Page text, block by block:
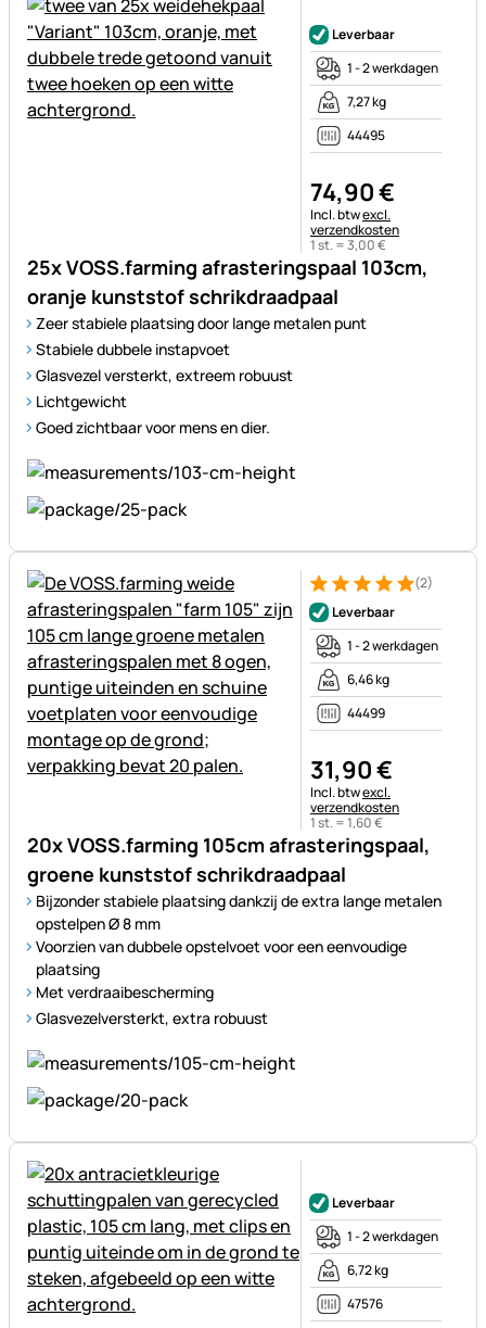
25x VOSS.farming afrasteringspaal 103cm,
oranje kunststof schrikdraadpaal
Zeer stabiele plaatsing door lange metalen punt
Stabiele dubbele instapvoet
Glasvezel versterkt, extreem robuust
Lichtgewicht
Goed zichtbaar voor mens en dier.
Leverbaar
1 - 2 werkdagen
7,27 kg
44495
74,90€
Belastinginformatie:
Incl. btwexcl.
verzendkosten
1 st. =3,00€
20x VOSS.farming 105cm afrasteringspaal,
groene kunststof schrikdraadpaal
Bijzonder stabiele plaatsing dankzij de extra lange metalen
opstelpen Ø 8 mm
Voorzien van dubbele opstelvoet voor een eenvoudige
plaatsing
Met verdraaibescherming
Glasvezelversterkt, extra robuust
Beoordeling: 5 van 5 (2
2 Bewertungen
(2)
Leverbaar
1 - 2 werkdagen
6,46 kg
44499
31,90€
Belastinginformatie:
Incl. btwexcl.
verzendkosten
1 st. =1,60€
Leverbaar
1 - 2 werkdagen
6,72 kg
47576